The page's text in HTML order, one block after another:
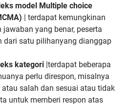
model Multiple choice
| terdapat kemungkinan
yang benar, peserta
dari satu pilihanyang dianggap
kategori |terdapat beberapa
perlu direspon, misalnya
salah dan sesuai atau tidak
untuk memberi respon atas